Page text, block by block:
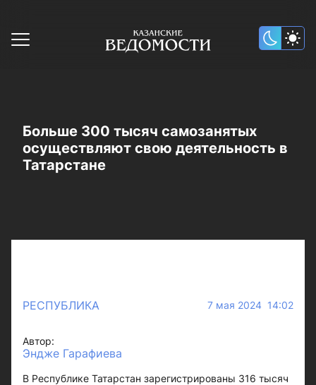
Больше 300 тысяч самозанятых
осуществляют свою деятельность в
Татарстане
РЕСПУБЛИКА 7 мая 2024 14:02
Автор:
Эндже Гарафиева
В Республике Татарстан зарегистрированы 316 тысяч